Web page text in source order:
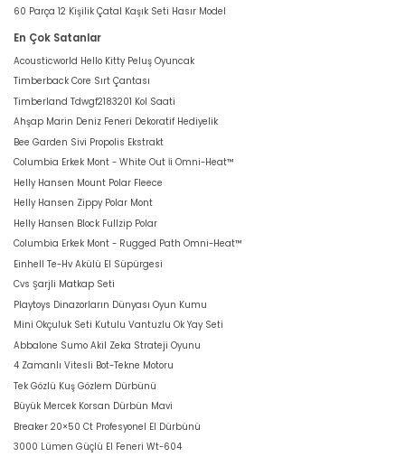
60 Parça 12 Kişilik Çatal Kaşık Seti Hasır Model
En Çok Satanlar
Acousticworld Hello Kitty Peluş Oyuncak
Timberback Core Sırt Çantası
Timberland Tdwgf2183201 Kol Saati
Ahşap Marin Deniz Feneri Dekoratif Hediyelik
Bee Garden Sivi Propolis Ekstrakt
Columbia Erkek Mont - White Out İi Omni-Heat™
Helly Hansen Mount Polar Fleece
Helly Hansen Zippy Polar Mont
Helly Hansen Block Fullzip Polar
Columbia Erkek Mont - Rugged Path Omni-Heat™
Einhell Te-Hv Akülü El Süpürgesi
Cvs Şarjli Matkap Seti
Playtoys Dinazorların Dünyası Oyun Kumu
Mini Okçuluk Seti Kutulu Vantuzlu Ok Yay Seti
Abbalone Sumo Akil Zeka Strateji Oyunu
4 Zamanlı Vitesli Bot-Tekne Motoru
Tek Gözlü Kuş Gözlem Dürbünü
Büyük Mercek Korsan Dürbün Mavi
Breaker 20×50 Ct Profesyonel El Dürbünü
3000 Lümen Güçlü El Feneri Wt-604